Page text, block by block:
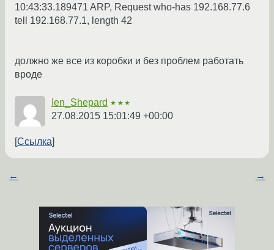
10:43:33.189471 ARP, Request who-has 192.168.77.6
tell 192.168.77.1, length 42
должно же все из коробки и без проблем работать
вроде
Ien_Shepard ★★★
27.08.2015 15:01:49 +00:00
Ссылка
← →